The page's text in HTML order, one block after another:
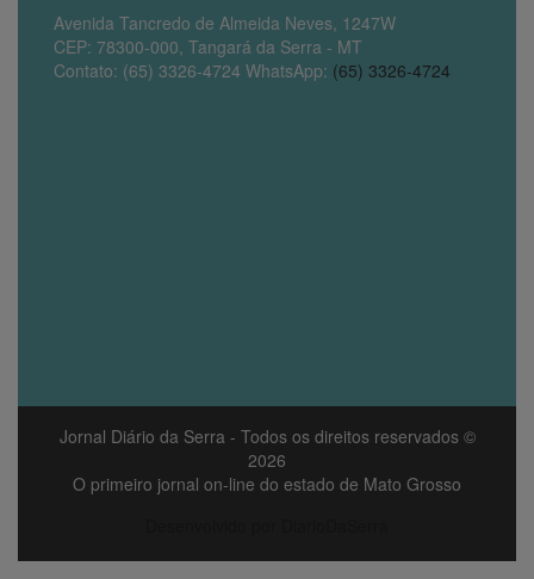
Avenida Tancredo de Almeida Neves, 1247W
CEP: 78300-000, Tangará da Serra - MT
Contato: (65) 3326-4724 WhatsApp: (65) 3326-4724
Jornal Diário da Serra - Todos os direitos reservados ©
2026
O primeiro jornal on-line do estado de Mato Grosso